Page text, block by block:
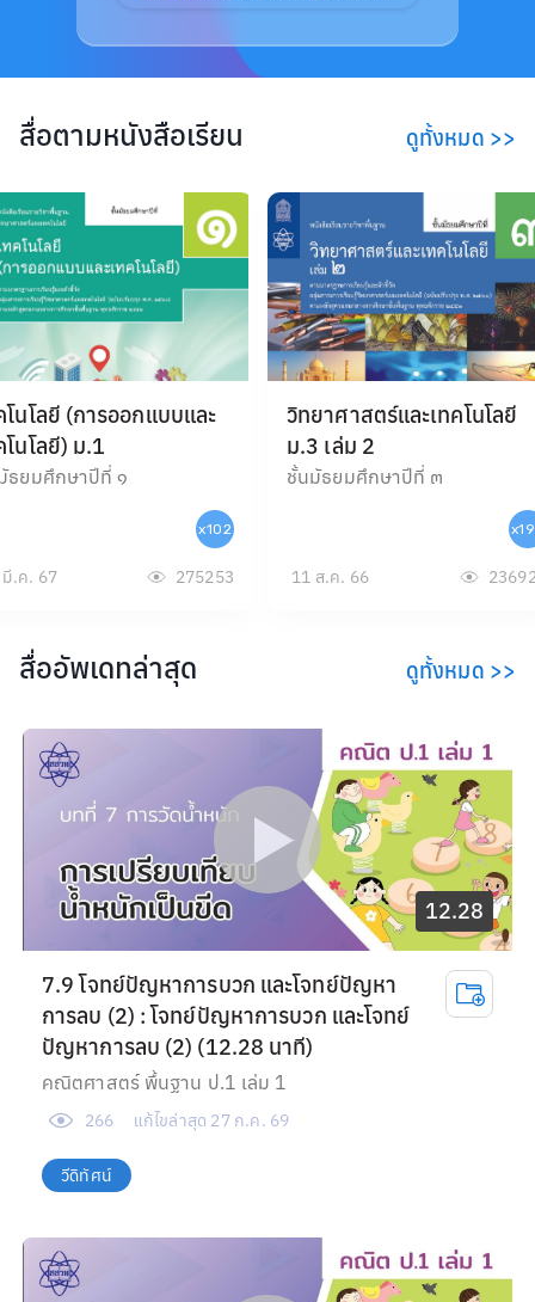
สื่อตามหนังสือเรียน ดูทั้งหมด >>
โนโลยี (การออกแบบและ
โนโลยี) ม.1
ธยมศึกษาปีที่ ๑
x102
.ค. 67 275253
วิทยาศาสตร์และเทคโนโลยี
ม.3 เล่ม 2
ชั้นมัธยมศึกษาปีที่ ๓
x
11 ส.ค. 66
สื่ออัพเดทล่าสุด ดูทั้งหมด >>
12.28
7.9 โจทย์ปัญหาการบวก และโจทย์ปัญหา
การลบ (2) : โจทย์ปัญหาการบวก และโจทย์
ปัญหาการลบ (2) (12.28 นาที)
คณิตศาสตร์ พื้นฐาน ป.1 เล่ม 1
266 แก้ไขล่าสุด 27 ก.ค. 69
วีดิทัศน์